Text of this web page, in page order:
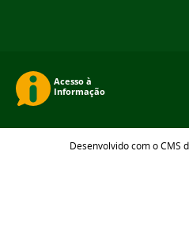
Desenvolvido com o CMS